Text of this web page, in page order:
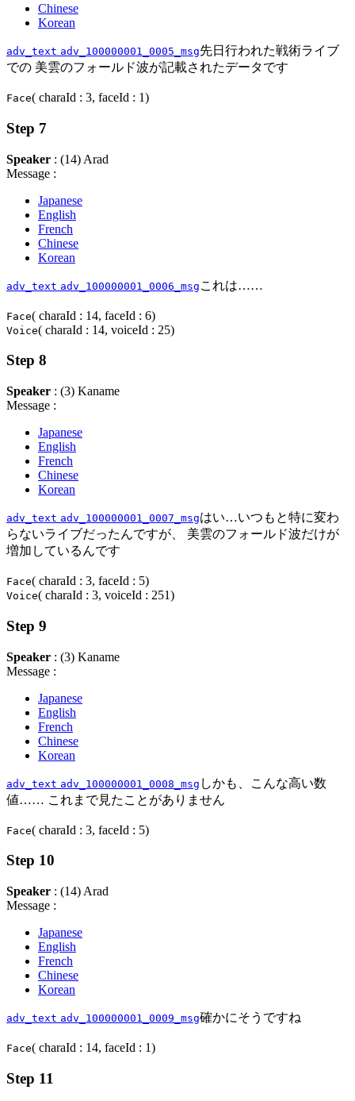
Chinese
Korean
adv_text adv_100000001_0005_msg先日行われた戦術ライブ
での 美雲のフォールド波が記載されたデータです
Face( charaId : 3, faceId : 1)
Step 7
Speaker : (14) Arad
Message :
Japanese
English
French
Chinese
Korean
adv_text adv_100000001_0006_msg これは……
Face( charaId : 14, faceId : 6)
Voice( charaId : 14, voiceId : 25)
Step 8
Speaker : (3) Kaname
Message :
Japanese
English
French
Chinese
Korean
adv_text adv_100000001_0007_msgはい…いつもと特に変わ
らないライブだったんですが、 美雲のフォールド波だけが
増加しているんです
Face( charaId : 3, faceId : 5)
Voice( charaId : 3, voiceId : 251)
Step 9
Speaker : (3) Kaname
Message :
Japanese
English
French
Chinese
Korean
adv_text adv_100000001_0008_msg しかも、こんな高い数
値…… これまで見たことがありません
Face( charaId : 3, faceId : 5)
Step 10
Speaker : (14) Arad
Message :
Japanese
English
French
Chinese
Korean
adv_text adv_100000001_0009_msg確かにそうですね
Face( charaId : 14, faceId : 1)
Step 11